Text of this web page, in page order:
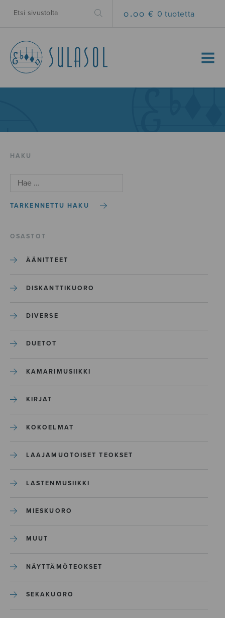
0.00 € 0 tuotetta
MENU
HAKU
TARKENNETTU HAKU
OSASTOT
ÄÄNITTEET
DISKANTTIKUORO
DIVERSE
DUETOT
KAMARIMUSIIKKI
KIRJAT
KOKOELMAT
LAAJAMUOTOISET TEOKSET
LASTENMUSIIKKI
MIESKUORO
MUUT
NÄYTTÄMÖTEOKSET
SEKAKUORO